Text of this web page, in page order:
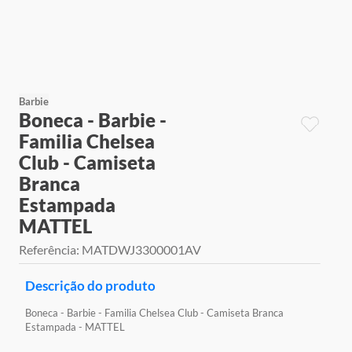
Barbie
Boneca - Barbie -
Familia Chelsea
Club - Camiseta
Branca
Estampada
MATTEL
Referência: MATDWJ3300001AV
Descrição do produto
Boneca - Barbie - Familia Chelsea Club - Camiseta Branca
Estampada - MATTEL